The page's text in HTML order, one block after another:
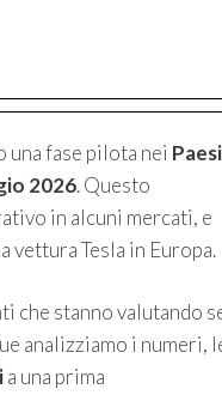
una fase pilota nei Paesi
2026. Questo
in alcuni mercati, e
Tesla in Europa.
che stanno valutando
analizziamo i numeri,
a una prima